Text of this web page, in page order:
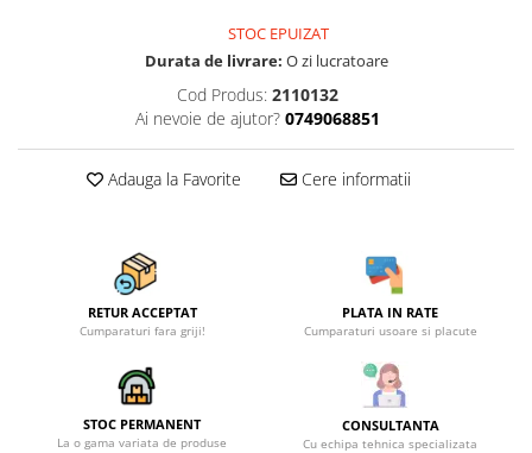
Accesorii vopsire si tencuire
Sarma constructii
Scule, unelte si masini
Sfoara si franghii
Suruburi, dibluri si accesorii
prindere
STOC EPUIZAT
Durata de livrare: O zi lucratoare
Cod Produs: 2110132
Ai nevoie de ajutor? 0749068851
Adauga la Favorite Cere informatii
RETUR ACCEPTAT
Cumparaturi fara griji!
PLATA IN RATE
Cumparaturi usoare si placute
STOC PERMANENT
La o gama variata de produse
CONSULTANTA
Cu echipa tehnica specializata